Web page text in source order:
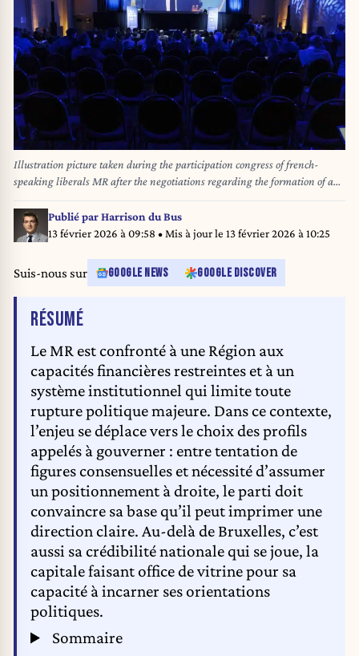
Illustration picture taken during the participation congress of french-
speaking liberals MR after the negotiations regarding the formation of a
Brussels government, Thursday 12 February 2026, in Brussels. After more
than 600 days an agreement has been reached on a government for the
Brussels region. BELGA PHOTO NICOLAS MAETERLINCK
Publié parHarrison du Bus
13 février 2026 à 09:58 • Mis à jour le 13 février 2026 à 10:25
Suis-nous sur GOOGLE NEWS GOOGLE DISCOVER
RÉSUMÉDE L'ARTICLE
Le MR est confronté à une Région aux
capacités financières restreintes et à un
système institutionnel qui limite toute
rupture politique majeure. Dans ce contexte,
l’enjeu se déplace vers le choix des profils
appelés à gouverner : entre tentation de
figures consensuelles et nécessité d’assumer
un positionnement à droite, le parti doit
convaincre sa base qu’il peut imprimer une
direction claire. Au-delà de Bruxelles, c’est
aussi sa crédibilité nationale qui se joue, la
capitale faisant office de vitrine pour sa
capacité à incarner ses orientations
politiques.
Sommaire